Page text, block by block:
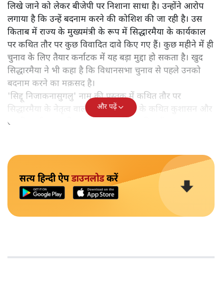
लिखे जाने को लेकर बीजेपी पर निशाना साधा है। उन्होंने आरोप
लगाया है कि उन्हें बदनाम करने की कोशिश की जा रही है। उस
किताब में राज्य के मुख्यमंत्री के रूप में सिद्धारमैया के कार्यकाल
पर कथित तौर पर कुछ विवादित दावे किए गए हैं। कुछ महीने में ही
चुनाव के लिए तैयार कर्नाटक में यह बड़ा मुद्दा हो सकता है। खुद
सिद्धारमैया ने भी कहा है कि विधानसभा चुनाव से पहले उनको
बदनाम करने का मक़सद है।
'सिद्दू निजाकनासुगलु' नाम की पुस्तक में कथित तौर पर
सिद्धारमैया के नेतृत्व वाली कांग्रेस सरकार के कथित कुशासन और
उनकी 'तुष्टीकरण की राजनीति' पर लेख शामिल हैं।
और पढ़ें
सत्य हिन्दी ऐपडाउनलोडकरें